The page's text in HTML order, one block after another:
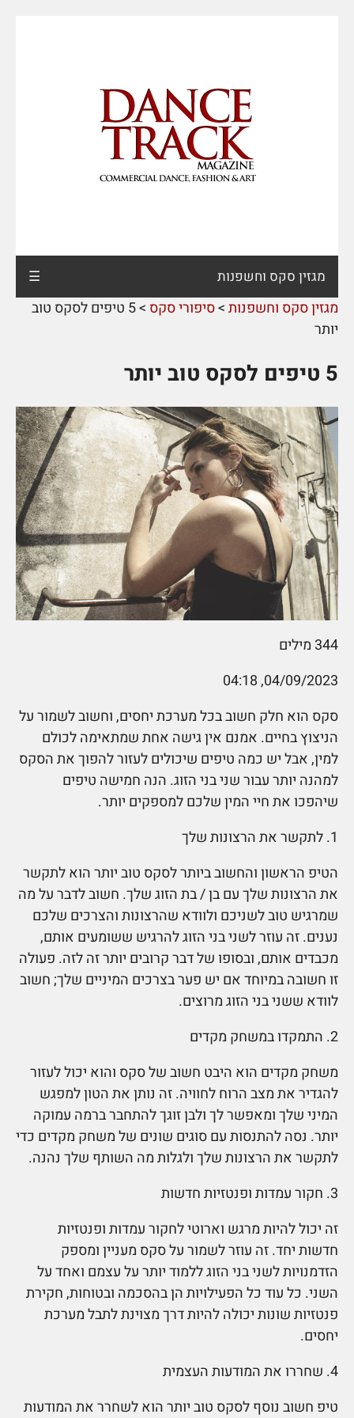
מגזין סקס וחשפנות ☰
מגזין סקס וחשפנות>סיפורי סקס >
5 טיפים לסקס טוב
יותר
5 טיפים לסקס טוב יותר
344 מילים
04/09/2023, 04:18
סקס הוא חלק חשוב בכל מערכת יחסים, וחשוב לשמור על
הניצוץ בחיים. אמנם אין גישה אחת שמתאימה לכולם
למין, אבל יש כמה טיפים שיכולים לעזור להפוך את הסקס
למהנה יותר עבור שני בני הזוג. הנה חמישה טיפים
שיהפכו את חיי המין שלכם למספקים יותר.
1. לתקשר את הרצונות שלך
הטיפ הראשון והחשוב ביותר לסקס טוב יותר הוא לתקשר
את הרצונות שלך עם בן / בת הזוג שלך. חשוב לדבר על מה
שמרגיש טוב לשניכם ולוודא שהרצונות והצרכים שלכם
נענים. זה עוזר לשני בני הזוג להרגיש ששומעים אותם,
מכבדים אותם, ובסופו של דבר קרובים יותר זה לזה. פעולה
זו חשובה במיוחד אם יש פער בצרכים המיניים שלך; חשוב
לוודא ששני בני הזוג מרוצים.
2. התמקדו במשחק מקדים
משחק מקדים הוא היבט חשוב של סקס והוא יכול לעזור
להגדיר את מצב הרוח לחוויה. זה נותן את הטון למפגש
המיני שלך ומאפשר לך ולבן זוגך להתחבר ברמה עמוקה
יותר. נסה להתנסות עם סוגים שונים של משחק מקדים כדי
לתקשר את הרצונות שלך ולגלות מה השותף שלך נהנה.
3. חקור עמדות ופנטזיות חדשות
זה יכול להיות מרגש וארוטי לחקור עמדות ופנטזיות
חדשות יחד. זה עוזר לשמור על סקס מעניין ומספק
הזדמנויות לשני בני הזוג ללמוד יותר על עצמם ואחד על
השני. כל עוד כל הפעילויות הן בהסכמה ובטוחות, חקירת
פנטזיות שונות יכולה להיות דרך מצוינת לתבל מערכת
יחסים.
4. שחררו את המודעות העצמית
טיפ חשוב נוסף לסקס טוב יותר הוא לשחרר את המודעות